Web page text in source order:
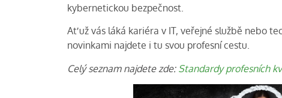
kybernetickou bezpečnost.
Ať už vás láká kariéra v IT, veřejné službě nebo
novinkami najdete i tu svou profesní cestu.
Celý seznam najdete zde: Standardy profesních